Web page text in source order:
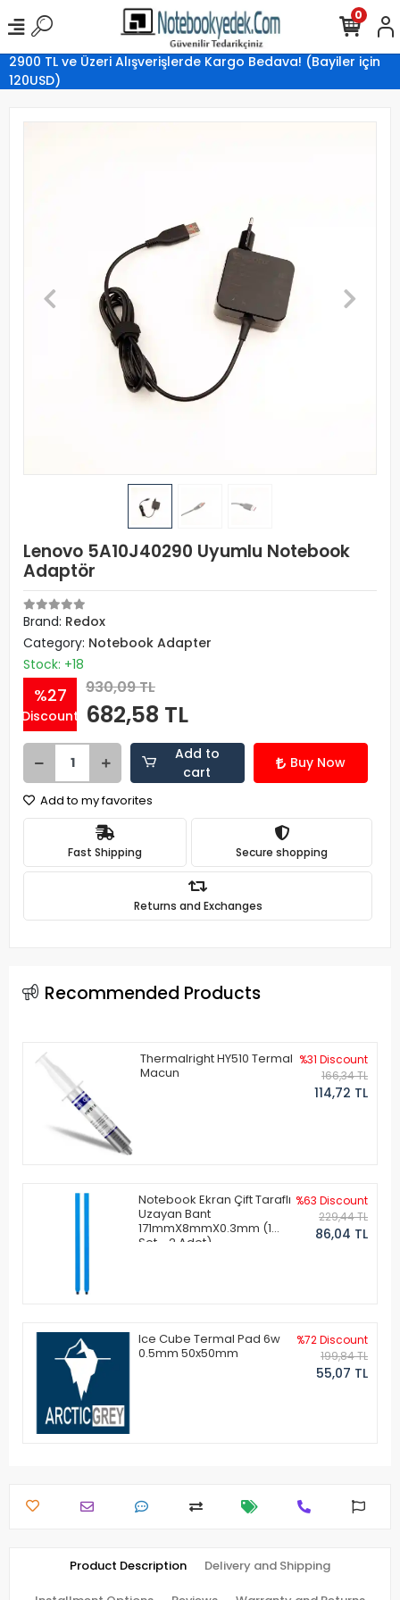
2900 TL ve Üzeri Alışverişlerde Kargo Bedava! (Bayiler için
120USD)
0
Lenovo 5A10J40290 Uyumlu Notebook
Adaptör
Brand: Redox
Category: Notebook Adapter
Stock: +18
%27
Discount
930,09 TL
682,58 TL
Add to
cart
Buy Now
Add to my favorites
Fast Shipping Secure shopping
Returns and Exchanges
Recommended Products
Thermalright HY510 Termal
Macun
%31 Discount
166,34 TL
114,72 TL
Notebook Ekran Çift Taraflı
Uzayan Bant
171mmX8mmX0.3mm (1
Set - 2 Adet)
%63 Discount
229,44 TL
86,04 TL
Ice Cube Termal Pad 6w
0.5mm 50x50mm
%72 Discount
199,84 TL
55,07 TL
Product Description Delivery and Shipping